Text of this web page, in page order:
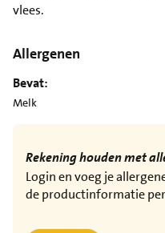
vlees.
Allergenen
Bevat:
Melk
Rekening houden met
Login en voeg je
de productinformatie